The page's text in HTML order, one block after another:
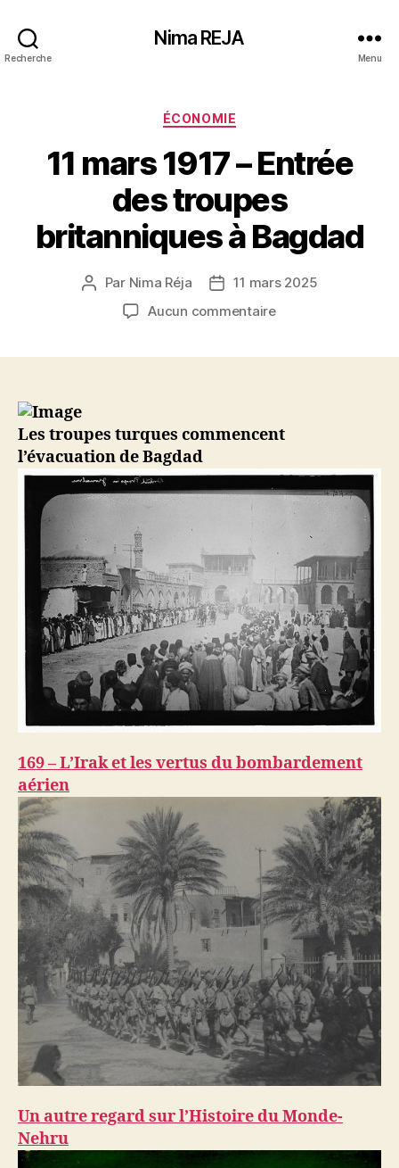
Recherche
Nima REJA
Menu
Catégories
ÉCONOMIE
11 mars 1917 – Entrée
des troupes
britanniques à Bagdad
Auteur
l’article
Par Nima Réja
Date11 mars 2025
Aucun commentairesur
des
britanniques
à
Bagdad
Les troupes turques commencent
l’évacuation de Bagdad
169 – L’Irak et les vertus du bombardement
aérien
Un autre regard sur l’Histoire du Monde-
Nehru